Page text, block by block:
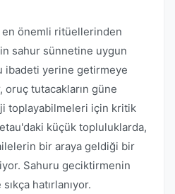
en önemli ritüellerinden
sahur sünnetine uygun
ibadeti yerine getirmeye
tutacakların güne
toplayabilmeleri için kritik
küçük topluluklarda,
bir araya geldiği bir
Sahuru geciktirmenin
hatırlanıyor.